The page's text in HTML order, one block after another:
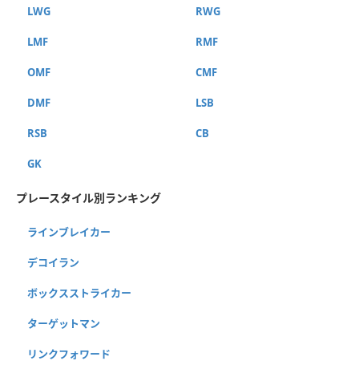
LWG RWG
LMF RMF
OMF CMF
DMF LSB
RSB CB
GK
プレースタイル別ランキング
ラインブレイカー
デコイラン
ボックスストライカー
ターゲットマン
リンクフォワード